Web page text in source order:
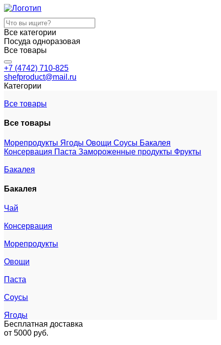
Все категории
Посуда одноразовая
Все товары
+7 (4742) 710-825
shefproduct@mail.ru
Категории
Все товары
Все товары
Морепродукты Ягоды Овощи Соусы Бакалея
Консервация Паста Замороженные продукты Фрукты
Бакалея
Бакалея
Чай
Консервация
Морепродукты
Овощи
Паста
Соусы
Ягоды
Бесплатная доставка
от 5000 руб.